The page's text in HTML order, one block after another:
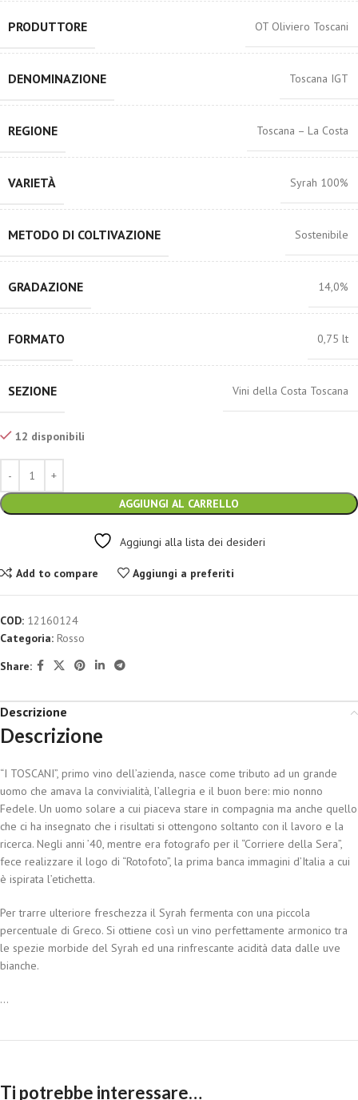
PRODUTTORE OT Oliviero Toscani
DENOMINAZIONE Toscana IGT
REGIONE Toscana – La Costa
VARIETÀ Syrah 100%
METODO DI COLTIVAZIONE Sostenibile
GRADAZIONE 14,0%
FORMATO 0,75 lt
SEZIONE Vini della Costa Toscana
12 disponibili
AGGIUNGI AL CARRELLO
Aggiungi alla lista dei desideri
Add to compare Aggiungi a preferiti
COD: 12160124
Categoria: Rosso
Share:
Descrizione
Descrizione
“I TOSCANI”, primo vino dell’azienda, nasce come tributo ad un grande
uomo che amava la convivialità, l’allegria e il buon bere: mio nonno
Fedele. Un uomo solare a cui piaceva stare in compagnia ma anche quello
che ci ha insegnato che i risultati si ottengono soltanto con il lavoro e la
ricerca. Negli anni ’40, mentre era fotografo per il “Corriere della Sera”,
fece realizzare il logo di “Rotofoto”, la prima banca immagini d’Italia a cui
è ispirata l’etichetta.
Per trarre ulteriore freschezza il Syrah fermenta con una piccola
percentuale di Greco. Si ottiene così un vino perfettamente armonico tra
le spezie morbide del Syrah ed una rinfrescante acidità data dalle uve
bianche.
...
Ti potrebbe interessare…